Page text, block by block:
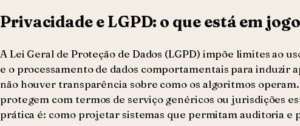
Privacidade e LGPD: o que está em jogo
A Lei Geral de Proteção de Dados (LGPD) impõe limites ao
e o processamento de dados comportamentais para induzir
não houver transparência sobre como os algoritmos
protegem com termos de serviço genéricos ou jurisdições
prática é: como projetar sistemas que permitam auditoria e